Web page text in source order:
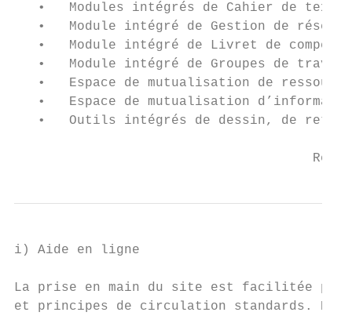
•   Modules intégrés de Cahier de
•   Module intégré de Gestion de
•   Module intégré de Livret de
•   Module intégré de Groupes de
•   Espace de mutualisation de
•   Espace de mutualisation
•   Outils intégrés de dessin, de
i) Aide en ligne
La prise en main du site est facilitée par
et principes de circulation standards.